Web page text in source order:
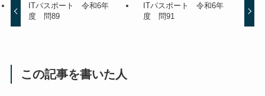
ITパスポート 令和6年
度 問89
ITパスポート 令和6年
度 問91
この記事を書いた人